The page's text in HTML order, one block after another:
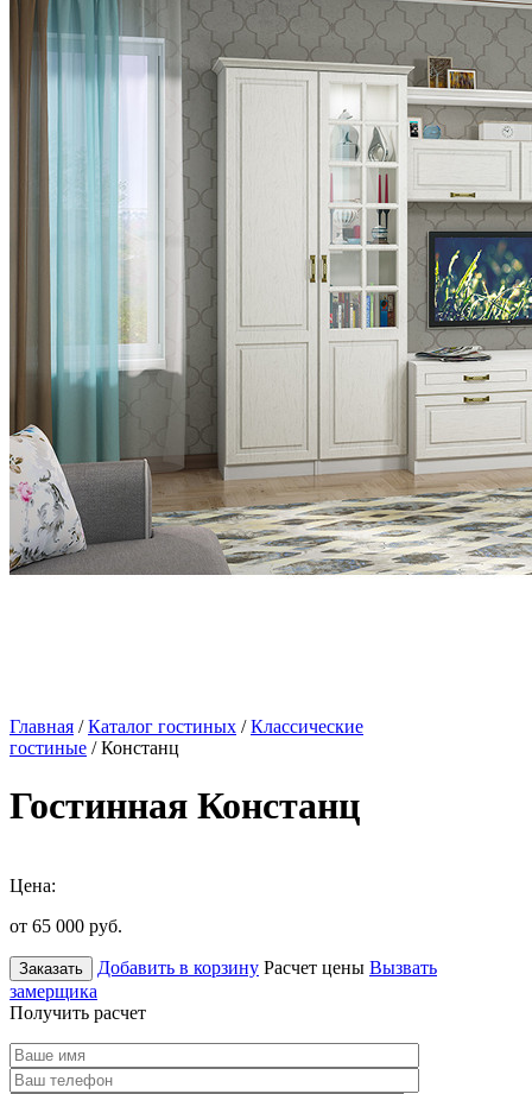
Главная /Каталог гостиных /Классические
гостиные / Констанц
Гостинная Констанц
Цена:
от 65 000 руб.
Заказать Добавить в корзину Расчет цены Вызвать
замерщика
Получить расчет